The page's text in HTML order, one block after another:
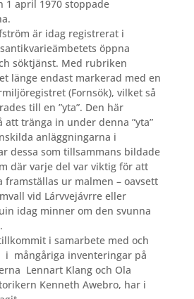
1 april 1970 stoppade
är idag registrerat i
öppna
söktjänst. Med rubriken
länge endast markerad med en
(Fornsök), vilket så
till en ”yta”. Den här
tränga in under denna ”yta”
anläggningarna i
dessa som tillsammans bildade
där varje del var viktig för att
ur malmen – oavsett
vid Lárvvejávrre eller
idag minner om den svunna
i samarbete med och
i mångåriga inventeringar på
Lennart Klang och Ola
Kenneth Awebro, har i